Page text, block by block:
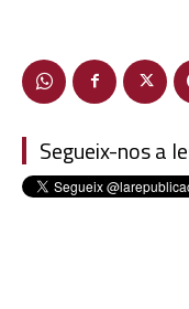
Segueix-nos a